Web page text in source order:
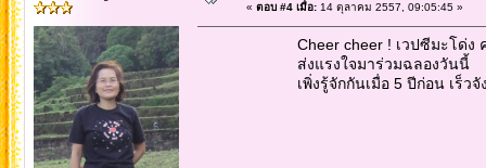
« ตอบ #4 เมื่อ:14 ตุลาคม 2557, 09:05:45 »
Cheer cheer ! เวปซีมะโด่ง ค
ส่งแรงใจมาร่วมฉลองวันนี้
เพิ่งรู้จักกันเมื่อ 5 ปีก่อน เร็วจั